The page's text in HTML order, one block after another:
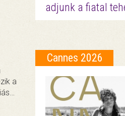
a
adjunk a fiatal
Cannes 2026